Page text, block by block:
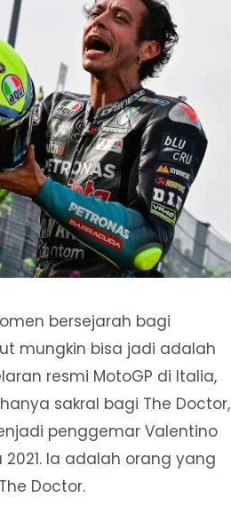
bersejarah bagi
mungkin bisa jadi adalah
resmi MotoGP di Italia,
sakral bagi The Doctor,
penggemar Valentino
Ia adalah orang yang
Doctor.